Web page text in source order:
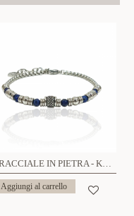
BRACCIALE IN PIETRA - KM20716108A55/A56/A57
Aggiungi al carrello